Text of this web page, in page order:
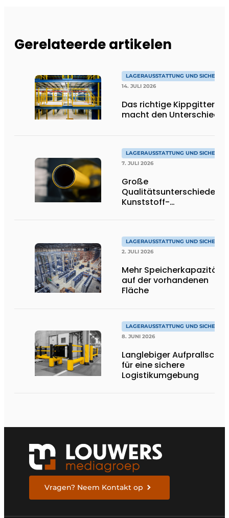
Gerelateerde artikelen
LAGERAUSSTATTUNG UND
14. JULI 2026
Das richtige Kippgitter
macht den Unterschied
LAGERAUSSTATTUNG UND
7. JULI 2026
Große
Qualitätsunterschiede
Kunststoff-
LAGERAUSSTATTUNG UND
2. JULI 2026
Mehr Speicherkapazität
auf der vorhandenen
Fläche
LAGERAUSSTATTUNG UND
8. JUNI 2026
Langlebiger
für eine sichere
Logistikumgebung
Vragen? Neem Kontakt op